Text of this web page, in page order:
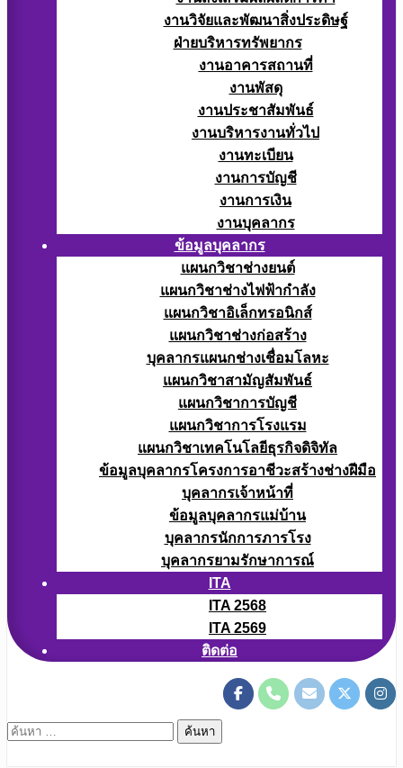
งานวิจัยและพัฒนาสิ่งประดิษฐ์
ฝ่ายบริหารทรัพยากร
งานอาคารสถานที่
งานพัสดุ
งานประชาสัมพันธ์
งานบริหารงานทั่วไป
งานทะเบียน
งานการบัญชี
งานการเงิน
งานบุคลากร
ข้อมูลบุคลากร
แผนกวิชาช่างยนต์
แผนกวิชาช่างไฟฟ้ากำลัง
แผนกวิชาอิเล็กทรอนิกส์
แผนกวิชาช่างก่อสร้าง
บุคลากรแผนกช่างเชื่อมโลหะ
แผนกวิชาสามัญสัมพันธ์
แผนกวิชาการบัญชี
แผนกวิชาการโรงแรม
แผนกวิชาเทคโนโลยีธุรกิจดิจิทัล
ข้อมูลบุคลากรโครงการอาชีวะสร้างช่างฝีมือ
บุคลากรเจ้าหน้าที่
ข้อมูลบุคลากรแม่บ้าน
บุคลากรนักการภารโรง
บุคลากรยามรักษาการณ์
ITA
ITA 2568
ITA 2569
ติดต่อ
ค้นหา